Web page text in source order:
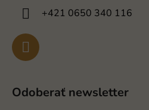
+421 0650 340 116
Odoberať newsletter